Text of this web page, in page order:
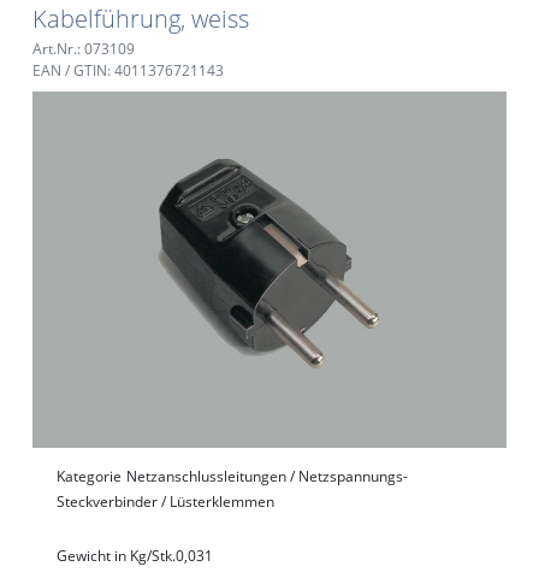
Kabelführung, weiss
Art.Nr.: 073109
EAN / GTIN: 4011376721143
Kategorie Netzanschlussleitungen / Netzspannungs-
Steckverbinder / Lüsterklemmen
Gewicht in Kg/Stk.0,031